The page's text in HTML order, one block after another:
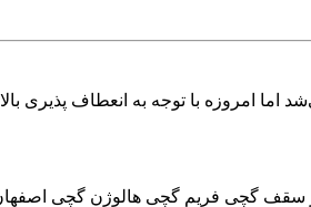
گچی فریم گچی هالوژن گچی